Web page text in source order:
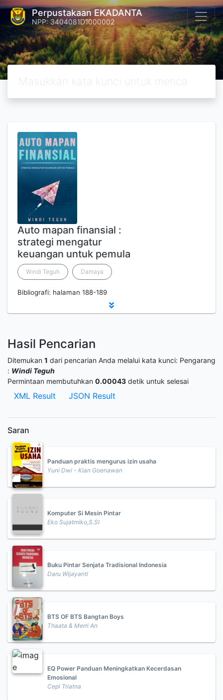
Perpustakaan EKADANTA
NPP: 3404081D1000002
Auto mapan finansial :
strategi mengatur
keuangan untuk pemula
Windi Teguh Damaya
Bibliografi: halaman 188-189
Hasil Pencarian
Ditemukan 1 dari pencarian Anda melalui kata kunci: Pengarang
: Windi Teguh
Permintaan membutuhkan 0.00043 detik untuk selesai
XML Result JSON Result
Saran
Panduan praktis mengurus izin usaha
Yuni Dwi - Kian Goenawan
Komputer Si Mesin Pintar
Eko Sujatmiko,S.SI
Buku Pintar Senjata Tradisional Indonesia
Daru Wijayanti
BTS OF BTS Bangtan Boys
Thaata & Merri An
EQ Power Panduan Meningkatkan Kecerdasan
Emosional
Cepi Triatna